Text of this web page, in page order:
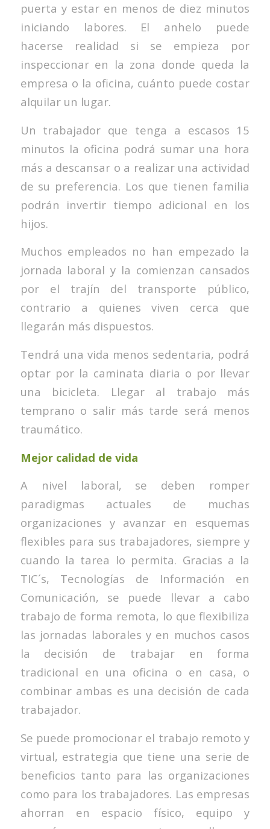
puerta y estar en menos de diez minutos
iniciando labores. El anhelo puede
hacerse realidad si se empieza por
inspeccionar en la zona donde queda la
empresa o la oficina, cuánto puede costar
alquilar un lugar.
Un trabajador que tenga a escasos 15
minutos la oficina podrá sumar una hora
más a descansar o a realizar una actividad
de su preferencia. Los que tienen familia
podrán invertir tiempo adicional en los
hijos.
Muchos empleados no han empezado la
jornada laboral y la comienzan cansados
por el trajín del transporte público,
contrario a quienes viven cerca que
llegarán más dispuestos.
Tendrá una vida menos sedentaria, podrá
optar por la caminata diaria o por llevar
una bicicleta. Llegar al trabajo más
temprano o salir más tarde será menos
traumático.
Mejor calidad de vida
A nivel laboral, se deben romper
paradigmas actuales de muchas
organizaciones y avanzar en esquemas
flexibles para sus trabajadores, siempre y
cuando la tarea lo permita. Gracias a la
TIC´s, Tecnologías de Información en
Comunicación, se puede llevar a cabo
trabajo de forma remota, lo que flexibiliza
las jornadas laborales y en muchos casos
la decisión de trabajar en forma
tradicional en una oficina o en casa, o
combinar ambas es una decisión de cada
trabajador.
Se puede promocionar el trabajo remoto y
virtual, estrategia que tiene una serie de
beneficios tanto para las organizaciones
como para los trabajadores. Las empresas
ahorran en espacio físico, equipo y